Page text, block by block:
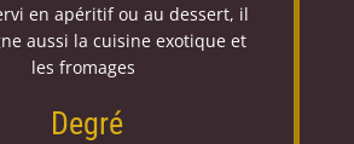
en apéritif ou au dessert, il
aussi la cuisine exotique et
les fromages
Degré